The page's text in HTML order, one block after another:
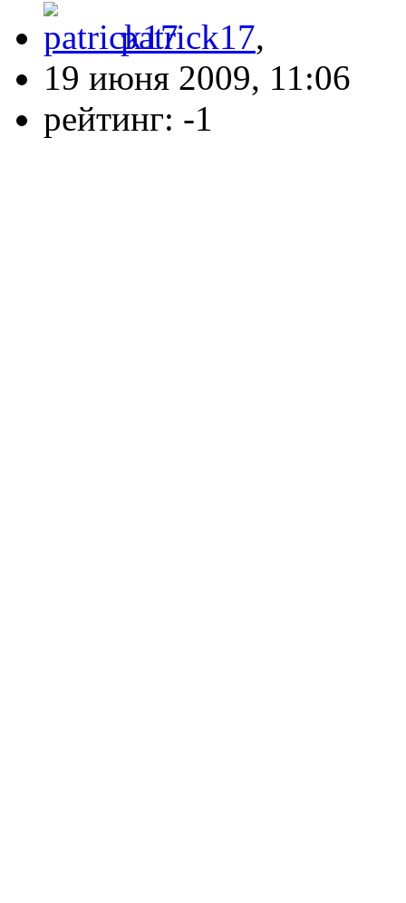
patrick17,
19 июня 2009, 11:06
рейтинг: -1